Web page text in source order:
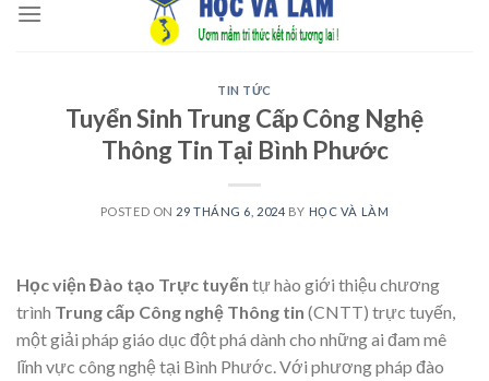
TIN TỨC
Tuyển Sinh Trung Cấp Công Nghệ
Thông Tin Tại Bình Phước
POSTED ON 29 THÁNG 6, 2024 BY HỌC VÀ LÀM
Học viện Đào tạo Trực tuyến tự hào giới thiệu chương
trình Trung cấp Công nghệ Thông tin (CNTT) trực tuyến,
một giải pháp giáo dục đột phá dành cho những ai đam mê
lĩnh vực công nghệ tại Bình Phước. Với phương pháp đào